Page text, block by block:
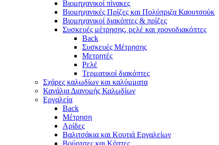
Βιομηχανικοί πίνακες
Βιομηχανικές Πρίζες και Πολύπριζα Καουτσούκ
Βιομηχανικοί διακόπτες & πρίζες
Συσκευές μέτρησης, ρελέ και χρονοδιακόπτες
Back
Συσκευές Μέτρησης
Μετρητές
Ρελέ
Τερματικοί διακόπτες
Σχάρες καλωδίων και καλύμματα
Κανάλια Διανομής Καλωδίων
Εργαλεία
Back
Μέτρηση
Αρίδες
Βαλιτσάκια και Κουτιά Εργαλείων
Βούρτσες και Κόπτες